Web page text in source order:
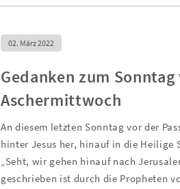
02. März 2022
Gedanken zum
Aschermittwoch
An diesem letzten Sonntag vor der
hinter Jesus her, hinauf in die
„Seht, wir gehen hinauf nach
geschrieben ist durch die Propheten